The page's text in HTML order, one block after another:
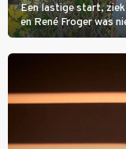
Een lastige start,
en René Froger was
Wat Is Dan Liefde?
uit vissen om het